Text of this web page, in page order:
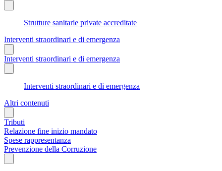
Strutture sanitarie private accreditate
Interventi straordinari e di emergenza
Interventi straordinari e di emergenza
Interventi straordinari e di emergenza
Altri contenuti
Tributi
Relazione fine inizio mandato
Spese rappresentanza
Prevenzione della Corruzione